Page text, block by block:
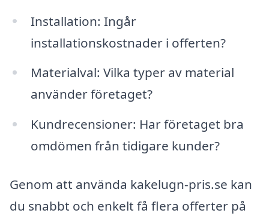
Installation: Ingår
installationskostnader i offerten?
Materialval: Vilka typer av material
använder företaget?
Kundrecensioner: Har företaget bra
omdömen från tidigare kunder?
Genom att använda kakelugn-pris.se kan
du snabbt och enkelt få flera offerter på